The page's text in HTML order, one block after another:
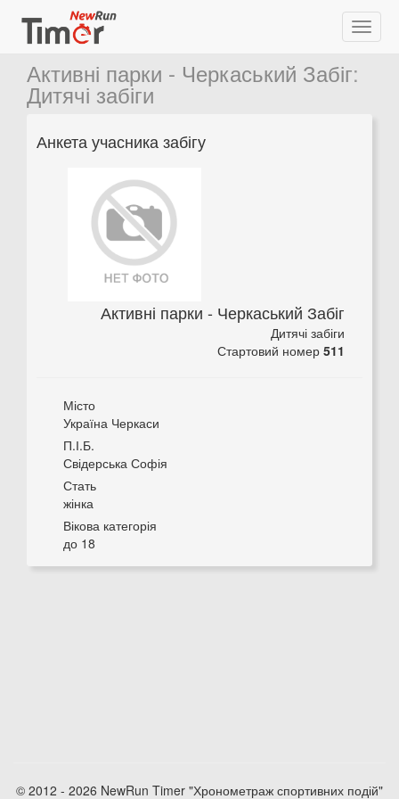
Активні парки - Черкаський Забіг:
Дитячі забіги
Анкета учасника забігу
Активні парки - Черкаський Забіг
Дитячі забіги
Стартовий номер 511
Місто
Україна Черкаси
П.І.Б.
Свідерська Софія
Стать
жінка
Вікова категорія
до 18
© 2012 - 2026 NewRun Timer "Хронометраж спортивних подій"